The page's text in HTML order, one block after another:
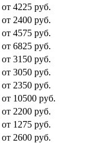
от 4225 руб.
от 2400 руб.
от 4575 руб.
от 6825 руб.
от 3150 руб.
от 3050 руб.
от 2350 руб.
от 10500 руб.
от 2200 руб.
от 1275 руб.
от 2600 руб.